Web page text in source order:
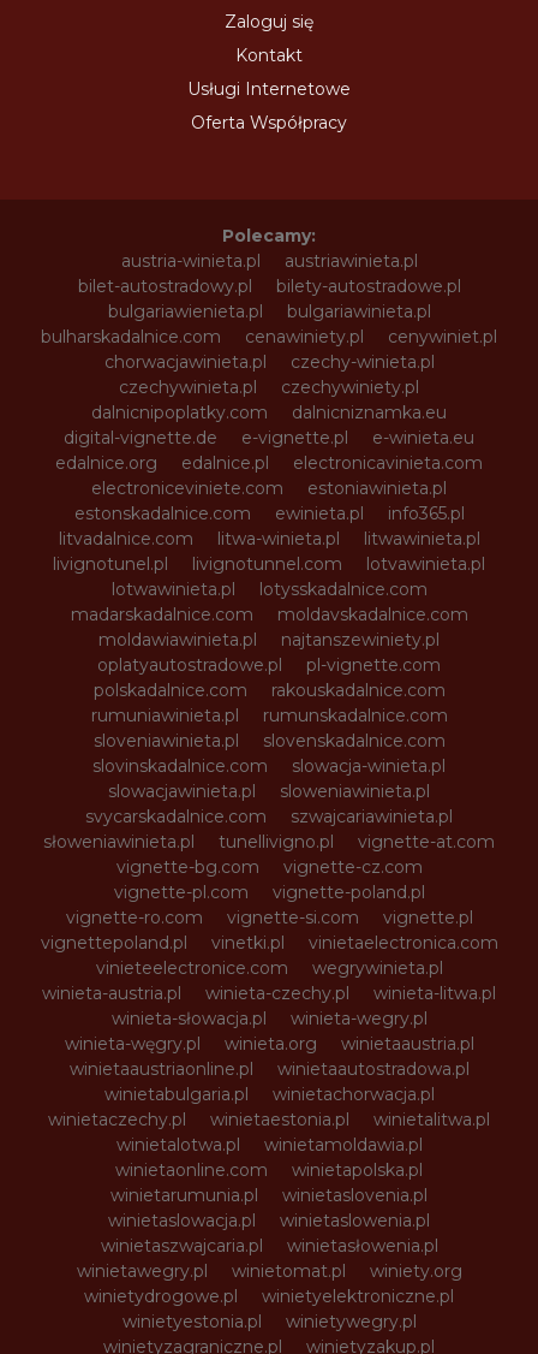
Zaloguj się
Kontakt
Usługi Internetowe
Oferta Współpracy
Polecamy:
austria-winieta.pl
austriawinieta.pl
bilet-autostradowy.pl
bilety-autostradowe.pl
bulgariawienieta.pl
bulgariawinieta.pl
bulharskadalnice.com
cenawiniety.pl
cenywiniet.pl
chorwacjawinieta.pl
czechy-winieta.pl
czechywinieta.pl
czechywiniety.pl
dalnicnipoplatky.com
dalnicniznamka.eu
digital-vignette.de
e-vignette.pl
e-winieta.eu
edalnice.org
edalnice.pl
electronicavinieta.com
electroniceviniete.com
estoniawinieta.pl
estonskadalnice.com
ewinieta.pl
info365.pl
litvadalnice.com
litwa-winieta.pl
litwawinieta.pl
livignotunel.pl
livignotunnel.com
lotvawinieta.pl
lotwawinieta.pl
lotysskadalnice.com
madarskadalnice.com
moldavskadalnice.com
moldawiawinieta.pl
najtanszewiniety.pl
oplatyautostradowe.pl
pl-vignette.com
polskadalnice.com
rakouskadalnice.com
rumuniawinieta.pl
rumunskadalnice.com
sloveniawinieta.pl
slovenskadalnice.com
slovinskadalnice.com
slowacja-winieta.pl
slowacjawinieta.pl
sloweniawinieta.pl
svycarskadalnice.com
szwajcariawinieta.pl
słoweniawinieta.pl
tunellivigno.pl
vignette-at.com
vignette-bg.com
vignette-cz.com
vignette-pl.com
vignette-poland.pl
vignette-ro.com
vignette-si.com
vignette.pl
vignettepoland.pl
vinetki.pl
vinietaelectronica.com
vinieteelectronice.com
wegrywinieta.pl
winieta-austria.pl
winieta-czechy.pl
winieta-litwa.pl
winieta-słowacja.pl
winieta-wegry.pl
winieta-węgry.pl
winieta.org
winietaaustria.pl
winietaaustriaonline.pl
winietaautostradowa.pl
winietabulgaria.pl
winietachorwacja.pl
winietaczechy.pl
winietaestonia.pl
winietalitwa.pl
winietalotwa.pl
winietamoldawia.pl
winietaonline.com
winietapolska.pl
winietarumunia.pl
winietaslovenia.pl
winietaslowacja.pl
winietaslowenia.pl
winietaszwajcaria.pl
winietasłowenia.pl
winietawegry.pl
winietomat.pl
winiety.org
winietydrogowe.pl
winietyelektroniczne.pl
winietyestonia.pl
winietywegry.pl
winietyzagraniczne.pl
winietyzakup.pl